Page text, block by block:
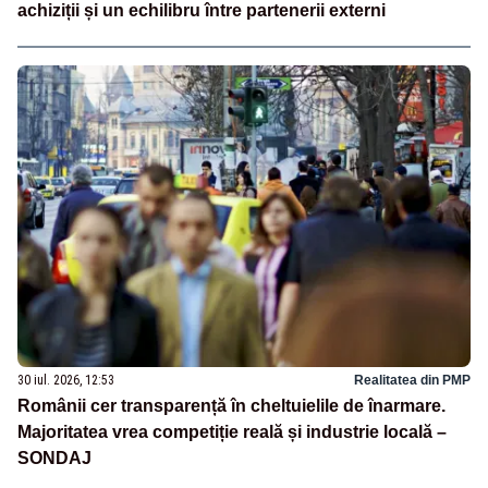
achiziții și un echilibru între partenerii externi
30 iul. 2026, 12:53 Realitatea din PMP
Românii cer transparență în cheltuielile de înarmare.
Majoritatea vrea competiție reală și industrie locală –
SONDAJ